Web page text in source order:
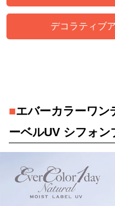
デコラティブ
■エバーカラーワン
ーベルUV シフォン